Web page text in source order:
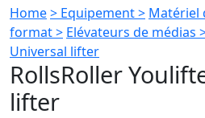
Home> Equipement > Matériel
format > Elévateurs de médias
Universal lifter
RollsRoller
lifter